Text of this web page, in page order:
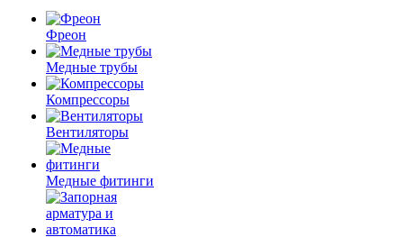
Фреон
Медные трубы
Компрессоры
Вентиляторы
Медные фитинги